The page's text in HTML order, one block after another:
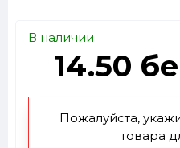
В наличии
14.50
Пожалуйста,
товара